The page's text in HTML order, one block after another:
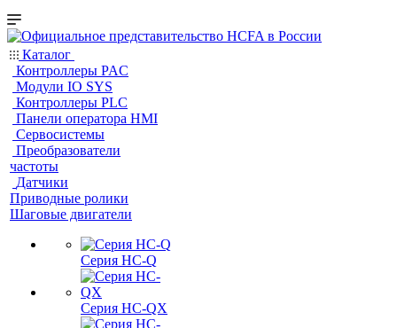
Каталог
Контроллеры PAC
Модули IO SYS
Контроллеры PLC
Панели оператора HMI
Сервосистемы
Преобразователи
частоты
Датчики
Приводные ролики
Шаговые двигатели
Серия HC-Q
Серия HC-QX